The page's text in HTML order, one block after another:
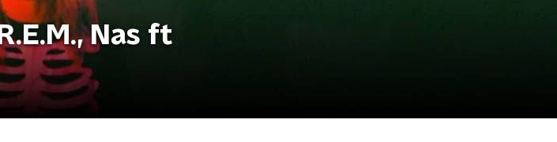
Nas ft